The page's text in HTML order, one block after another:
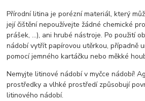
Přírodní litina je porézní materiál, který
její čištění nepoužívejte žádné chemické
prášek, ...), ani hrubé nástroje. Po použití
nádobí vytřít papírovou utěrkou, případně
pomocí jemného kartáčku nebo měkké
Nemyjte litinové nádobí v myčce nádobí!
prostředky a vlhké prostředí způsobují
litinového nádobí.